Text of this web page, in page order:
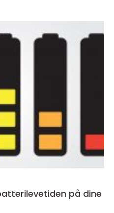
på dine